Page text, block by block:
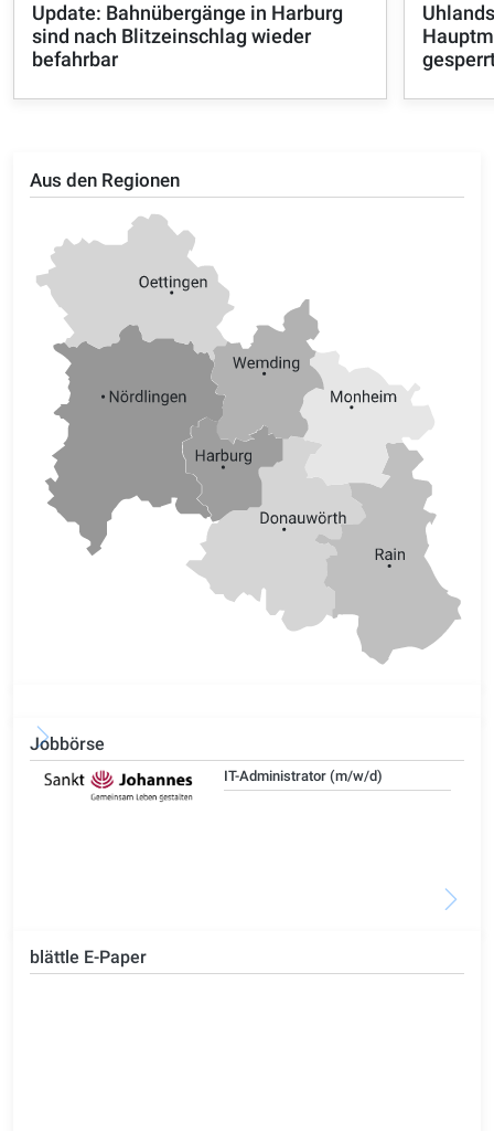
Aus den Regionen
Jobbörse
IT-Administrator (m/w/d)
blättle E-Paper
Update: Bahnübergänge in Harburg
sind nach Blitzeinschlag wieder
befahrbar